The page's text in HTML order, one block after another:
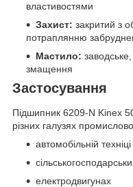
властивостями
Захист: закритий з
потраплянню
Мастило:
змащення
Застосування
Підшипник 6209-N Kinex
різних галузях
автомобільній техніці
електродвигунах